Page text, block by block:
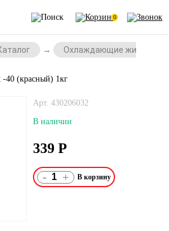
0
Охлаждающие жидкости
40 (красный) 1кг
Арт. 430206032
В наличии
339 Р
- +